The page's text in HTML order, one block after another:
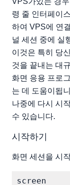
령 줄 인터페이
하여 VPS에 연
널 세션 중에 실
이것은 특히 당
것을 끝내는 대
화면 응용 프로
는 데 도움이됩
나중에 다시 시
수 있습니다.
시작하기
화면 세션을 시